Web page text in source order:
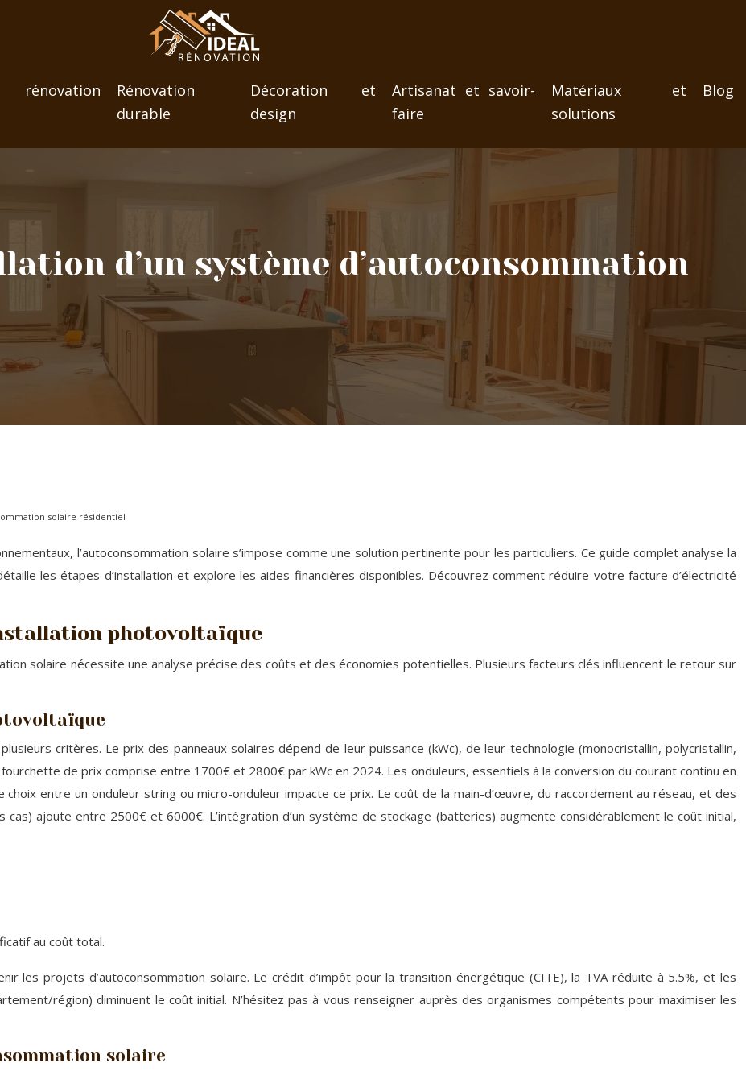
rénovation
Rénovation
durable
Décoration et
design
Artisanat et savoir-
faire
Matériaux et
solutions
Blog
d’un système d’autoconsommation
solaire résidentiel
l’autoconsommation solaire s’impose comme une solution pertinente pour les particuliers. Ce guide complet analyse la
les étapes d’installation et explore les aides financières disponibles. Découvrez comment réduire votre facture d’électricité
photovoltaïque
solaire nécessite une analyse précise des coûts et des économies potentielles. Plusieurs facteurs clés influencent le retour sur
critères. Le prix des panneaux solaires dépend de leur puissance (kWc), de leur technologie (monocristallin, polycristallin,
de prix comprise entre 1700€ et 2800€ par kWc en 2024. Les onduleurs, essentiels à la conversion du courant continu en
entre un onduleur string ou micro-onduleur impacte ce prix. Le coût de la main-d’œuvre, du raccordement au réseau, et des
ajoute entre 2500€ et 6000€. L’intégration d’un système de stockage (batteries) augmente considérablement le coût initial,
au coût total.
les projets d’autoconsommation solaire. Le crédit d’impôt pour la transition énergétique (CITE), la TVA réduite à 5.5%, et les
région) diminuent le coût initial. N’hésitez pas à vous renseigner auprès des organismes compétents pour maximiser les
solaire